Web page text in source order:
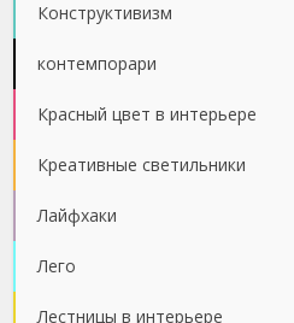
Конструктивизм
контемпорари
Красный цвет в интерьере
Креативные светильники
Лайфхаки
Лего
Лестницы в интерьере